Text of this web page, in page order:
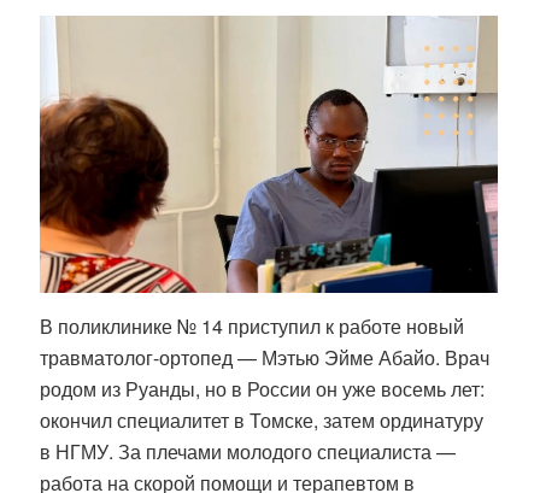
В поликлинике № 14 приступил к работе новый
травматолог-ортопед — Мэтью Эйме Абайо. Врач
родом из Руанды, но в России он уже восемь лет:
окончил специалитет в Томске, затем ординатуру
в НГМУ. За плечами молодого специалиста —
работа на скорой помощи и терапевтом в